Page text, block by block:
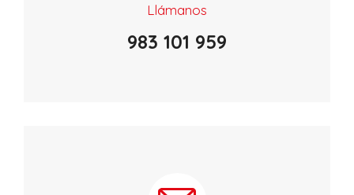
Llámanos
983 101 959